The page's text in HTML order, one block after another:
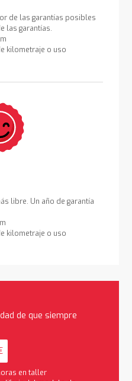
de las garantías posibles
las garantías.
kilometraje o uso
libre. Un año de garantía
kilometraje o uso
de que siempre
en taller